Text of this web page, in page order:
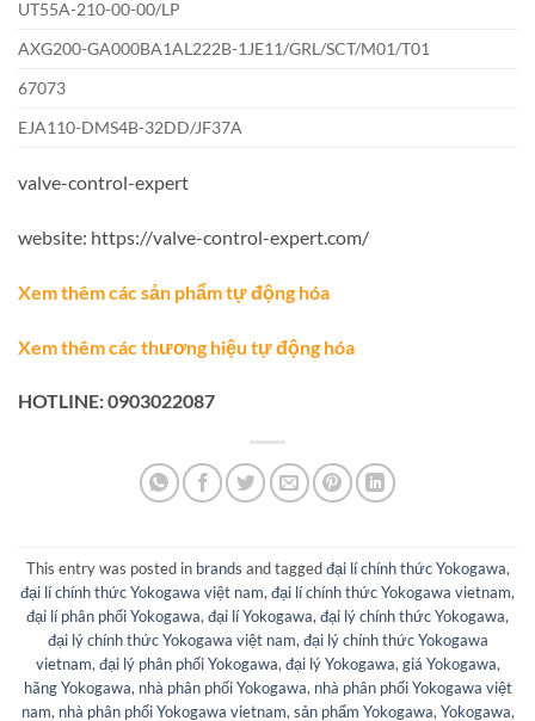
UT55A-210-00-00/LP
AXG200-GA000BA1AL222B-1JE11/GRL/SCT/M01/T01
67073
EJA110-DMS4B-32DD/JF37A
valve-control-expert
website: https://valve-control-expert.com/
Xem thêm các sản phẩm tự động hóa
Xem thêm các thương hiệu tự động hóa
HOTLINE: 0903022087
This entry was posted in brands and taggedđại lí chính thức Yokogawa,
đại lí chính thức Yokogawa việt nam, đại lí chính thức Yokogawa vietnam,
đại lí phân phối Yokogawa, đại lí Yokogawa, đại lý chính thức Yokogawa,
đại lý chính thức Yokogawa việt nam, đại lý chính thức Yokogawa
vietnam, đại lý phân phối Yokogawa, đại lý Yokogawa, giá Yokogawa,
hãng Yokogawa, nhà phân phối Yokogawa, nhà phân phối Yokogawa việt
nam, nhà phân phối Yokogawa vietnam, sản phẩm Yokogawa, Yokogawa,